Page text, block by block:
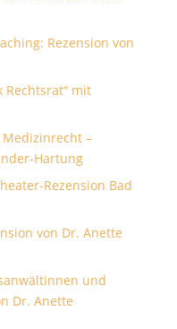
Rezension von
Rechtsrat“ mit
–
Hartung
Rezension Bad
von Dr. Anette
und
Dr. Anette